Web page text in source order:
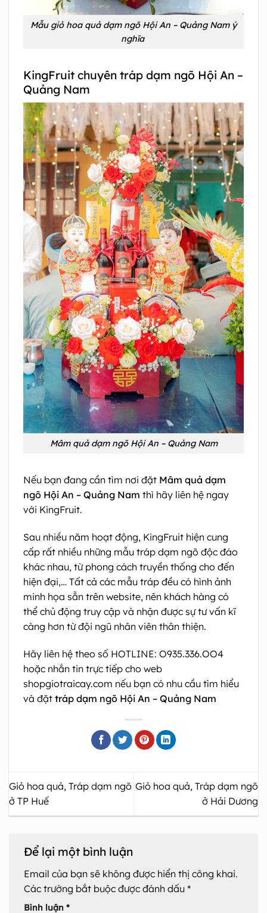
Mẫu giỏ hoa quả dạm ngõ Hội An – Quảng Nam ý
nghĩa
KingFruit chuyên tráp dạm ngõ Hội An –
Quảng Nam
Mâm quả dạm ngõ Hội An – Quảng Nam
Nếu bạn đang cần tìm nơi đặt Mâm quả dạm
ngõ Hội An – Quảng Nam thì hãy liên hệ ngay
với KingFruit.
Sau nhiều năm hoạt động, KingFruit hiện cung
cấp rất nhiều những mẫu tráp dạm ngõ độc đáo
khác nhau, từ phong cách truyền thống cho đến
hiện đại,… Tất cả các mẫu tráp đều có hình ảnh
minh họa sẵn trên website, nên khách hàng có
thể chủ động truy cập và nhận được sự tư vấn kĩ
càng hơn từ đội ngũ nhân viên thân thiện.
Hãy liên hệ theo số HOTLINE: O935.336.OO4
hoặc nhắn tin trực tiếp cho web
shopgiotraicay.com nếu bạn có nhu cầu tìm hiểu
và đặt tráp dạm ngõ Hội An – Quảng Nam
Giỏ hoa quả, Tráp dạm ngõ
ở TP Huế
Giỏ hoa quả, Tráp dạm ngõ
ở Hải Dương
Để lại một bình luận
Email của bạn sẽ không được hiển thị công khai.
Các trường bắt buộc được đánh dấu *
Bình luận *